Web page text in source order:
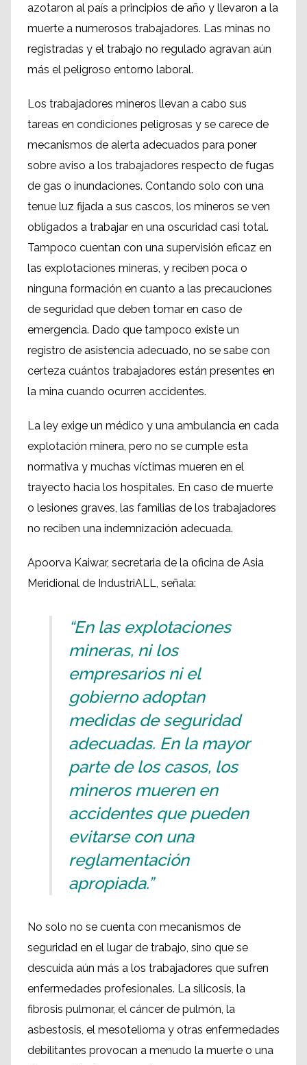
azotaron al país a principios de año y llevaron a la
muerte a numerosos trabajadores. Las minas no
registradas y el trabajo no regulado agravan aún
más el peligroso entorno laboral.
Los trabajadores mineros llevan a cabo sus
tareas en condiciones peligrosas y se carece de
mecanismos de alerta adecuados para poner
sobre aviso a los trabajadores respecto de fugas
de gas o inundaciones. Contando solo con una
tenue luz fijada a sus cascos, los mineros se ven
obligados a trabajar en una oscuridad casi total.
Tampoco cuentan con una supervisión eficaz en
las explotaciones mineras, y reciben poca o
ninguna formación en cuanto a las precauciones
de seguridad que deben tomar en caso de
emergencia. Dado que tampoco existe un
registro de asistencia adecuado, no se sabe con
certeza cuántos trabajadores están presentes en
la mina cuando ocurren accidentes.
La ley exige un médico y una ambulancia en cada
explotación minera, pero no se cumple esta
normativa y muchas víctimas mueren en el
trayecto hacia los hospitales. En caso de muerte
o lesiones graves, las familias de los trabajadores
no reciben una indemnización adecuada.
Apoorva Kaiwar, secretaria de la oficina de Asia
Meridional de IndustriALL, señala:
“En las explotaciones
mineras, ni los
empresarios ni el
gobierno adoptan
medidas de seguridad
adecuadas. En la mayor
parte de los casos, los
mineros mueren en
accidentes que pueden
evitarse con una
reglamentación
apropiada.”
No solo no se cuenta con mecanismos de
seguridad en el lugar de trabajo, sino que se
descuida aún más a los trabajadores que sufren
enfermedades profesionales. La silicosis, la
fibrosis pulmonar, el cáncer de pulmón, la
asbestosis, el mesotelioma y otras enfermedades
debilitantes provocan a menudo la muerte o una